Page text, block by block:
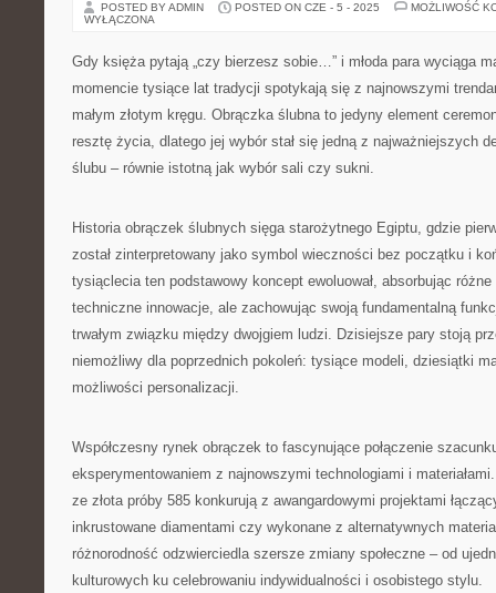
POSTED BY ADMIN POSTED ON CZE - 5 - 2025
MOŻLIWOŚĆ
WYŁĄCZONA
Gdy księża pytają „czy bierzesz sobie…” i młoda para wyciąga
momencie tysiące lat tradycji spotykają się z najnowszymi
małym złotym kręgu. Obrączka ślubna to jedyny element
resztę życia, dlatego jej wybór stał się jedną z najważniejszych
ślubu – równie istotną jak wybór sali czy sukni.
Historia obrączek ślubnych sięga starożytnego Egiptu, gdzie
został zinterpretowany jako symbol wieczności bez początku i
tysiąclecia ten podstawowy koncept ewoluował, absorbując
techniczne innowacje, ale zachowując swoją fundamentalną
trwałym związku między dwojgiem ludzi. Dzisiejsze pary stoją
niemożliwy dla poprzednich pokoleń: tysiące modeli, dziesiątki
możliwości personalizacji.
Współczesny rynek obrączek to fascynujące połączenie
eksperymentowaniem z najnowszymi technologiami i
ze złota próby 585 konkurują z awangardowymi projektami
inkrustowane diamentami czy wykonane z alternatywnych
różnorodność odzwierciedla szersze zmiany społeczne – od
kulturowych ku celebrowaniu indywidualności i osobistego stylu.